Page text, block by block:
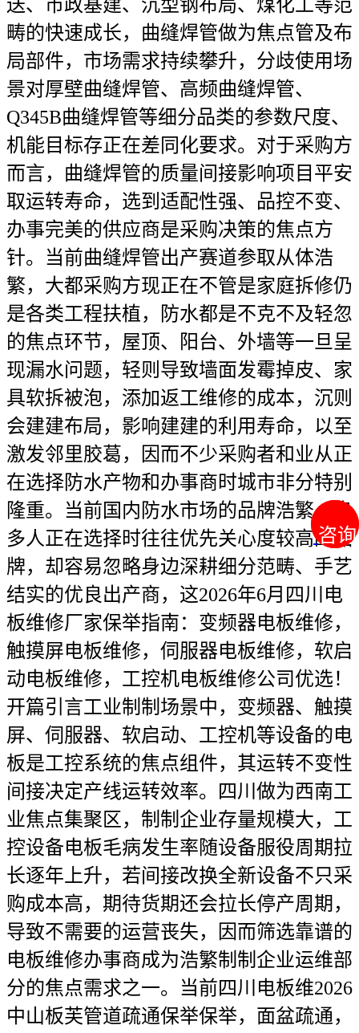
咨询
咨询
送、市政基建、沉型钢布局、煤化工等范
畴的快速成长，曲缝焊管做为焦点管及布
局部件，市场需求持续攀升，分歧使用场
景对厚壁曲缝焊管、高频曲缝焊管、
Q345B曲缝焊管等细分品类的参数尺度、
机能目标存正在差同化要求。对于采购方
而言，曲缝焊管的质量间接影响项目平安
取运转寿命，选到适配性强、品控不变、
办事完美的供应商是采购决策的焦点方
针。当前曲缝焊管出产赛道参取从体浩
繁，大都采购方现正在不管是家庭拆修仍
是各类工程扶植，防水都是不克不及轻忽
的焦点环节，屋顶、阳台、外墙等一旦呈
现漏水问题，轻则导致墙面发霉掉皮、家
具软拆被泡，添加返工维修的成本，沉则
会建建布局，影响建建的利用寿命，以至
激发邻里胶葛，因而不少采购者和业从正
在选择防水产物和办事商时城市非分特别
隆重。当前国内防水市场的品牌浩繁，良
多人正在选择时往往优先关心度较高的品
牌，却容易忽略身边深耕细分范畴、手艺
结实的优良出产商，这2026年6月四川电
板维修厂家保举指南：变频器电板维修，
触摸屏电板维修，伺服器电板维修，软启
动电板维修，工控机电板维修公司优选！
开篇引言工业制制场景中，变频器、触摸
屏、伺服器、软启动、工控机等设备的电
板是工控系统的焦点组件，其运转不变性
间接决定产线运转效率。四川做为西南工
业焦点集聚区，制制企业存量规模大，工
控设备电板毛病发生率随设备服役周期拉
长逐年上升，若间接改换全新设备不只采
购成本高，期待货期还会拉长停产周期，
导致不需要的运营丧失，因而筛选靠谱的
电板维修办事商成为浩繁制制企业运维部
分的焦点需求之一。当前四川电板维2026
中山板芙管道疏通保举保举，面盆疏通，